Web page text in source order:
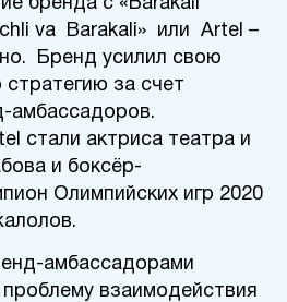
va Barakali» или Artel –
Бренд усилил свою
за счет
амбассадоров.
стали актриса театра и
и боксёр-
Олимпийских игр 2020
амбассадорами
взаимодействия